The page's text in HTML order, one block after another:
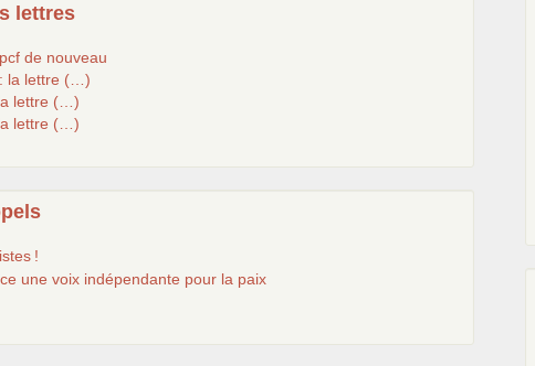
lettres
de nouveau
la lettre (…)
lettre (…)
lettre (…)
!
une voix indépendante pour la paix